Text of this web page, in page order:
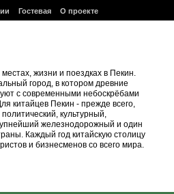
Гостевая О проекте
жизни и поездках в Пекин.
город, в котором древние
с современными небоскрёбами
китайцев Пекин - прежде всего,
культурный,
железнодорожный и один
Каждый год китайскую столицу
и бизнесменов со всего мира.